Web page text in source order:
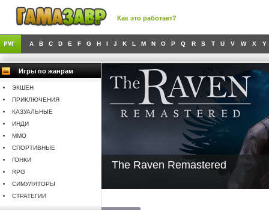
Как это работает?
A B C D E F G H I J K L M N O P Q R S T U V W X Y
Игры по жанрам
ЭКШЕН
ПРИКЛЮЧЕНИЯ
КАЗУАЛЬНЫЕ
ИНДИ
MMO
СПОРТИВНЫЕ
ГОНКИ
RPG
СИМУЛЯТОРЫ
СТРАТЕГИИ
The Raven Remastered